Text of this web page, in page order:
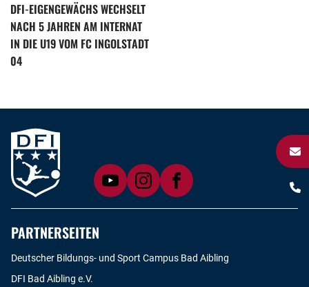
DFI-EIGENGEWÄCHS WECHSELT
NACH 5 JAHREN AM INTERNAT
IN DIE U19 VOM FC INGOLSTADT
04
PARTNERSEITEN
Deutscher Bildungs- und Sport Campus Bad Aibling
DFI Bad Aibling e.V.